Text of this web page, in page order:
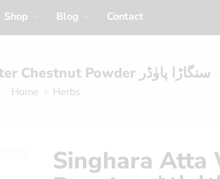
Shop Blog Contact
Singhara Atta Water Chestnut Powder سنگاڑا پاوٰڈر
Home Herbs
Singhara Atta